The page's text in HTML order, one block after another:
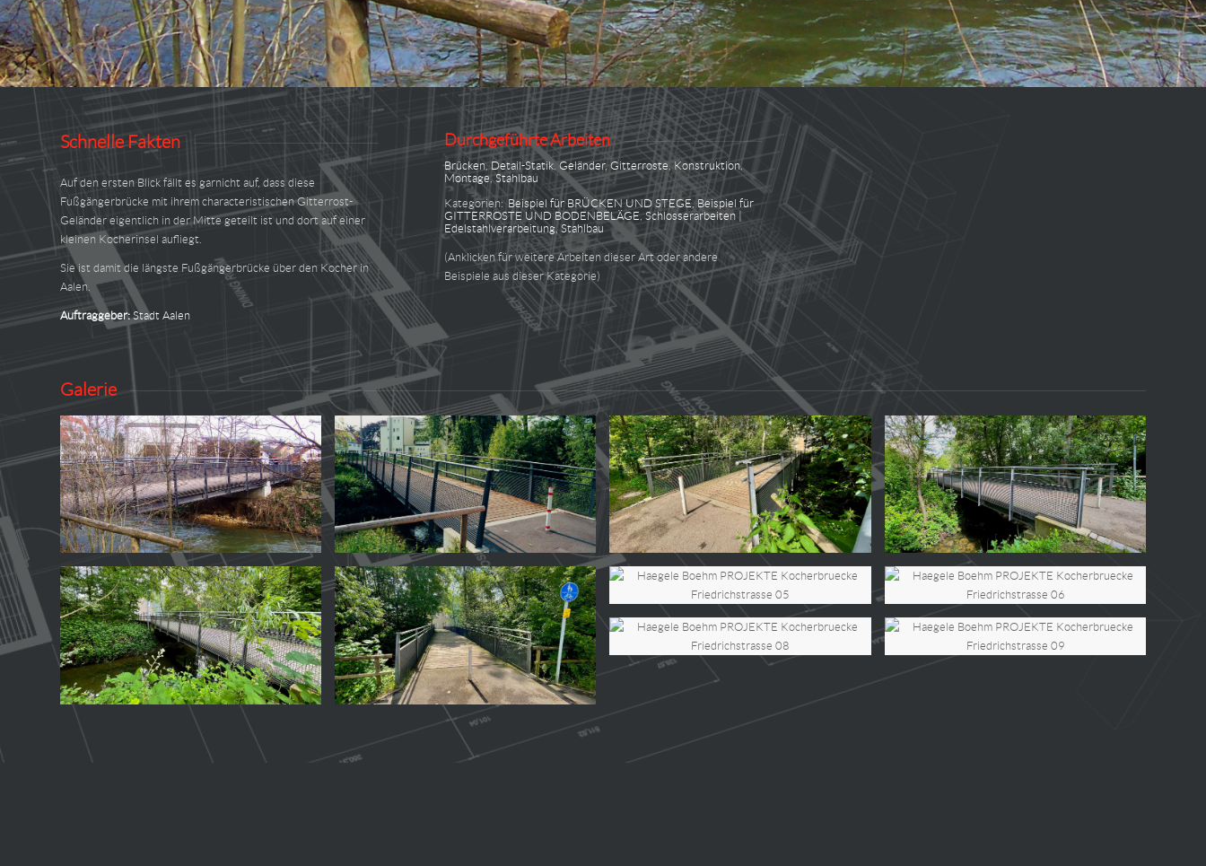
Schnelle Fakten
Auf den ersten Blick fällt es garnicht auf, dass diese
Fußgängerbrücke mit ihrem characteristischen Gitterrost-
Geländer eigentlich in der Mitte geteilt ist und dort auf einer
kleinen Kocherinsel aufliegt.
Sie ist damit die längste Fußgängerbrücke über den Kocher in
Aalen.
Auftraggeber: Stadt Aalen
Durchgeführte Arbeiten
Brücken, Detail-Statik,Geländer,Gitterroste ,Konstruktion,
Montage,Stahlbau
Kategorien: Beispiel für BRÜCKEN UND STEGE, Beispiel für
GITTERROSTE UND BODENBELÄGE Schlosserarbeiten |
Edelstahlverarbeitung, Stahlbau
(Anklicken für weitere Arbeiten dieser Art oder andere
Beispiele aus dieser Kategorie)
Galerie